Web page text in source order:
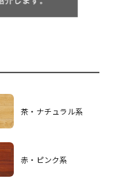
茶・ナチュラル系
赤・ピンク系